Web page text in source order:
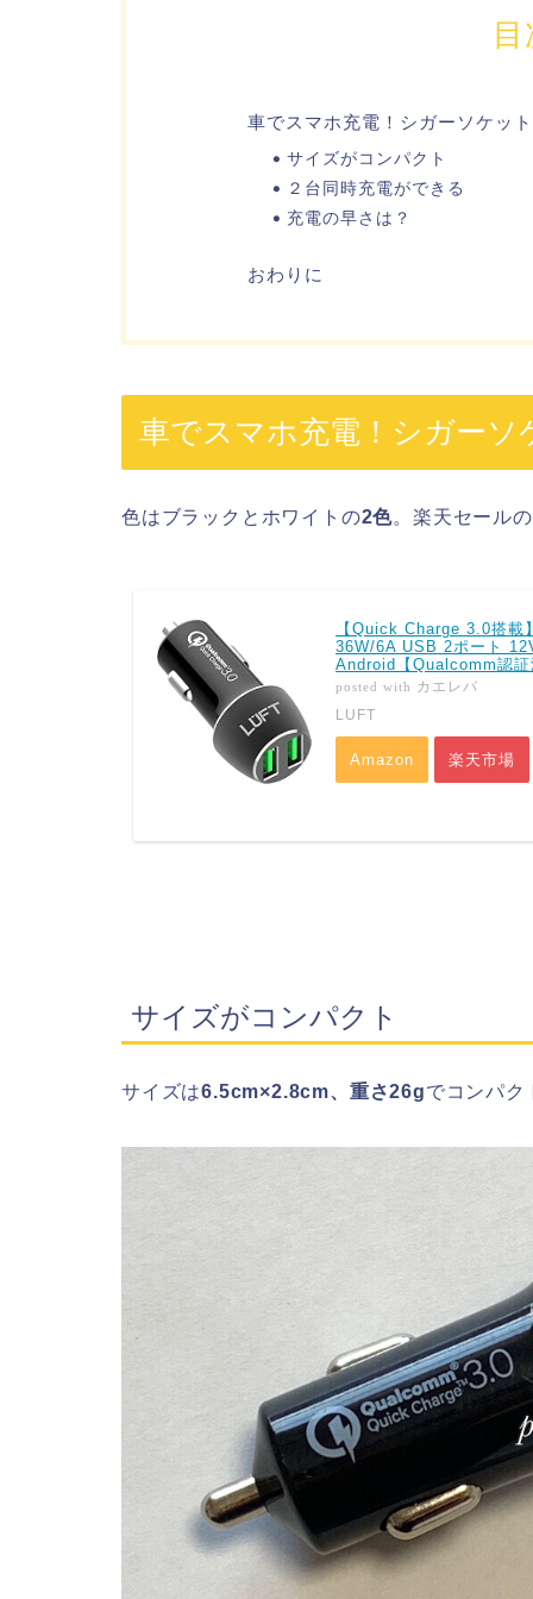
車でスマホ充電！シガーソケット
サイズがコンパクト
２台同時充電ができる
充電の早さは？
おわりに
車でスマホ充電！シガーソ
色はブラックとホワイトの2色。楽天セール
【Quick Charge 3.0搭載
36W/6A USB 2ポート
Android【Qualcomm認
posted with カエレバ
LUFT
Amazon 楽天市場
サイズがコンパクト
サイズは6.5cm×2.8cm、重さ26gでコンパク